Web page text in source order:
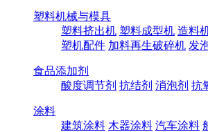
塑料机械与模具
塑料挤出机 塑料成型机 造料
塑机配件 加料再生破碎机 发
食品添加剂
酸度调节剂 抗结剂 消泡剂 抗
涂料
建筑涂料 木器涂料 汽车涂料